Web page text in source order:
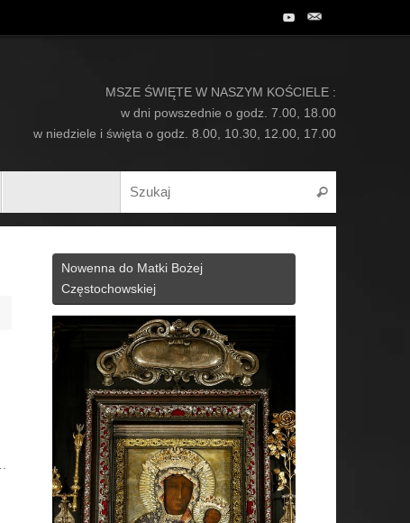
MSZE ŚWIĘTE W NASZYM KOŚCIELE :
w dni powszednie o godz. 7.00, 18.00
w niedziele i święta o godz. 8.00, 10.30, 12.00, 17.00
Szukaj
Nowenna do Matki Bożej
Częstochowskiej